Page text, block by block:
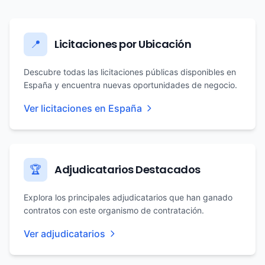
📍 Licitaciones por Ubicación
Descubre todas las licitaciones públicas disponibles en
España y encuentra nuevas oportunidades de negocio.
Ver licitaciones en España
🏆 Adjudicatarios Destacados
Explora los principales adjudicatarios que han ganado
contratos con este organismo de contratación.
Ver adjudicatarios